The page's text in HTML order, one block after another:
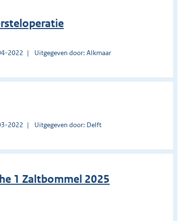
2022 Uitgegeven door: Alkmaar
2022 Uitgegeven door: Delft
1 Zaltbommel 2025